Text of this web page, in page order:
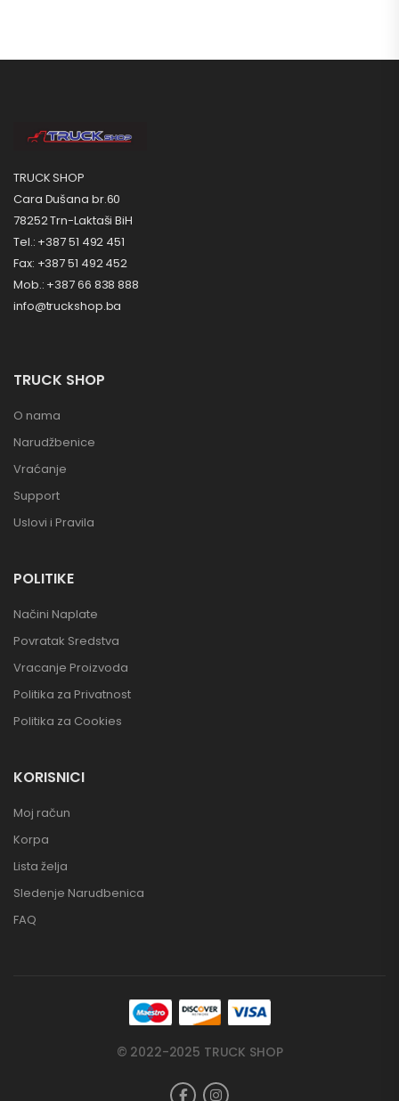
TRUCK SHOP
Cara Dušana br.60
78252 Trn-Laktaši BiH
Tel.: +387 51 492 451
Fax: +387 51 492 452
Mob.: +387 66 838 888
info@truckshop.ba
TRUCK SHOP
O nama
Narudžbenice
Vraćanje
Support
Uslovi i Pravila
POLITIKE
Načini Naplate
Povratak Sredstva
Vracanje Proizvoda
Politika za Privatnost
Politika za Cookies
KORISNICI
Moj račun
Korpa
Lista želja
Sledenje Narudbenica
FAQ
© 2022-2025 TRUCK SHOP